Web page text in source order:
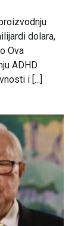
dolara,
Ova
ADHD
i [...]